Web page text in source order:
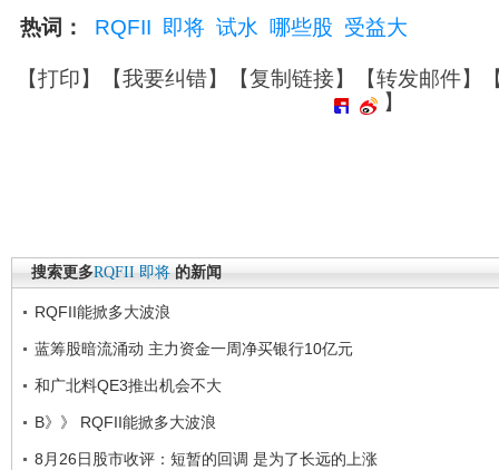
热词： RQFII 即将 试水 哪些股 受益大
【打印】【我要纠错】【复制链接】【转发邮件】
】
搜索更多RQFII 即将 的新闻
RQFII能掀多大波浪
蓝筹股暗流涌动 主力资金一周净买银行10亿元
和广北料QE3推出机会不大
B》》 RQFII能掀多大波浪
8月26日股市收评：短暂的回调 是为了长远的上涨